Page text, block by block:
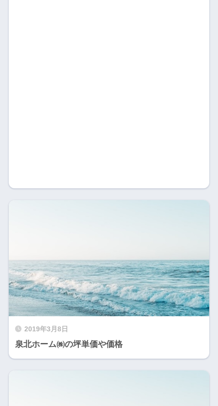
2019年3月8日
泉北ホーム㈱の坪単価や価格